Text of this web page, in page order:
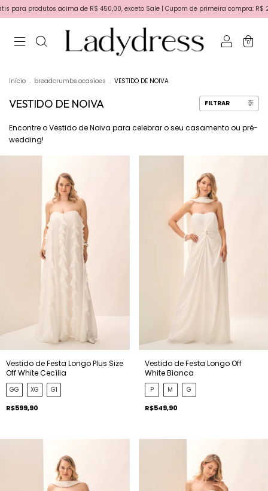
de R$ 450,00, exceto Sale | Cupom de primeira compra: R$ 25,00 -
0
Início . breadcrumbs.ocasioes . VESTIDO DE NOIVA
VESTIDO DE NOIVA FILTRAR
Encontre o Vestido de Noiva para celebrar o seu casamento ou pré-
wedding!
Vestido de Festa Longo Plus Size
Off White Cecília
GG XG G1
R$599,90
Vestido de Festa Longo Off
White Bianca
P M G
R$549,90